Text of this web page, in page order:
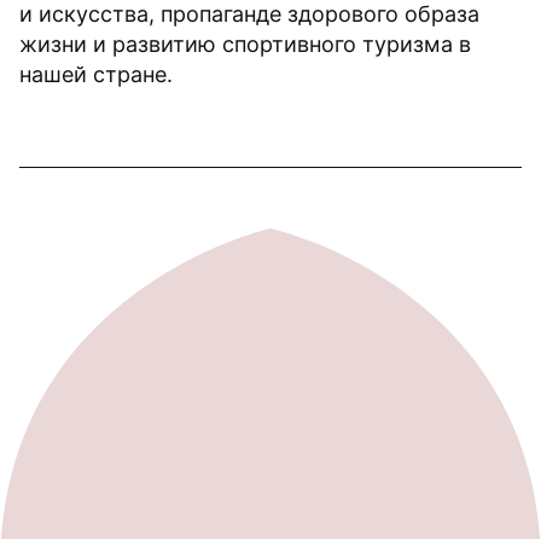
и искусства, пропаганде здорового образа
жизни и развитию спортивного туризма в
нашей стране.